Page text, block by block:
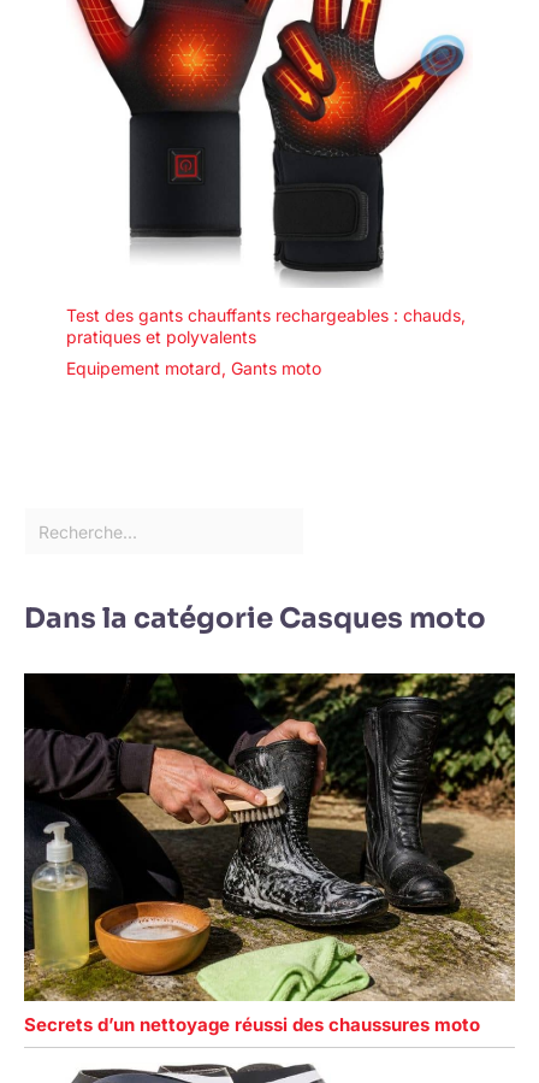
Test des gants chauffants rechargeables : chauds,
pratiques et polyvalents
Equipement motard, Gants moto
Dans la catégorie Casques moto
Secrets d’un nettoyage réussi des chaussures moto